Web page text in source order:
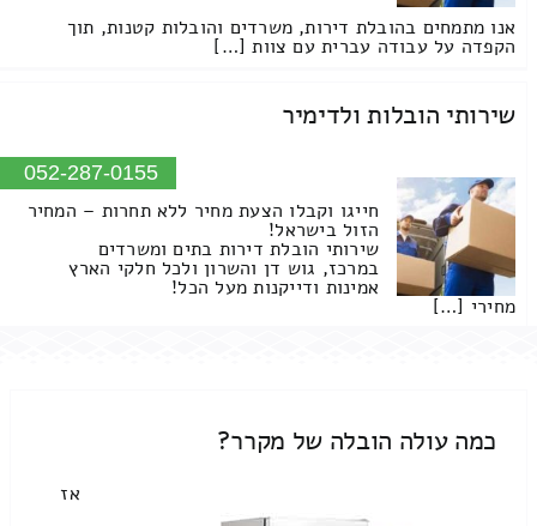
אנו מתמחים בהובלת דירות, משרדים והובלות קטנות, תוך
הקפדה על עבודה עברית עם צוות […]
שירותי הובלות ולדימיר
052-287-0155
חייגו וקבלו הצעת מחיר ללא תחרות – המחיר
הזול בישראל!
שירותי הובלת דירות בתים ומשרדים
במרכז, גוש דן והשרון ולכל חלקי הארץ
אמינות ודייקנות מעל הכל!
מחירי […]
כמה עולה הובלה של מקרר?
אז